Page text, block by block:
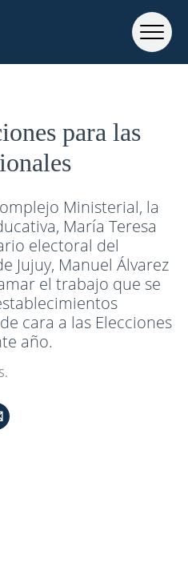
para las
Ministerial, la
María Teresa
electoral del
Jujuy, Manuel Álvarez
el trabajo que se
cara a las Elecciones
año.